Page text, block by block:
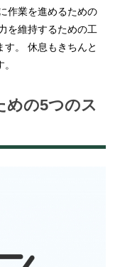
作業を進めるための
を維持するための工
。 休息もきちんと
めの5つのス